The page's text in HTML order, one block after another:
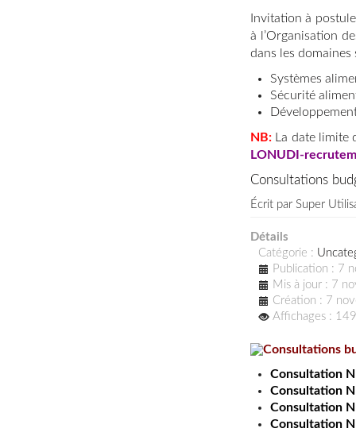
Invitation à
à l’Organisation
dans les domaines
Systèmes
Sécurité
NB:
La date
LONUDI-
Consultations
Écrit par Super
Détails
Catégorie :
Publication : 7
Mis à jour : 7
Création : 7
Affichages :
Consultations
Consultation
Consultation
Consultation
Consultation